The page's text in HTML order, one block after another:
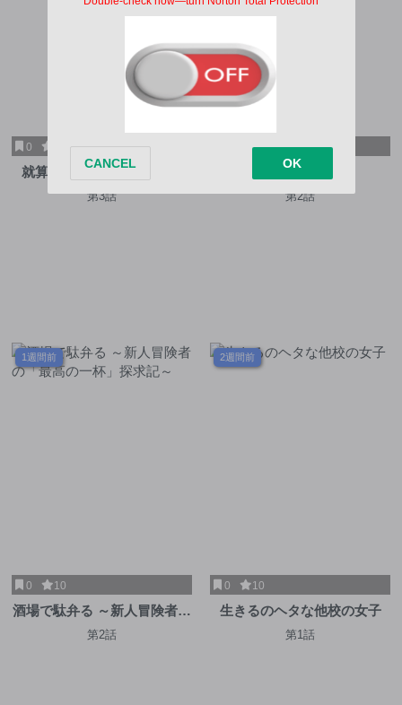
0
就算只是及第點也要擁抱青
第3話
10
魔法少女に復讐を
第2話
1週間前
0 10
酒場で駄弁る ～新人冒険者の
「最高の一杯」探求記～
第2話
2週間前
0 10
生きるのヘタな他校の女子
第1話